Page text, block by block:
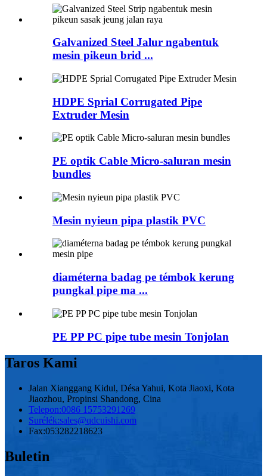
Galvanized Steel Jalur ngabentuk
mesin pikeun brid ...
HDPE Sprial Corrugated Pipe
Extruder Mesin
PE optik Cable Micro-saluran mesin
bundles
Mesin nyieun pipa plastik PVC
diaméterna badag pe témbok kerung
pungkal pipe ma ...
PE PP PC pipe tube mesin Tonjolan
Taros Kami
Jalan Xianggang Kidul, Désa Yahui, Kota Jiaoxi, Kota
Jiaozhou, Propinsi Shandong, Cina
Telepon:0086 15753291269
Surélék:sales@qdcuishi.com
Fax:053282218623
Buletin